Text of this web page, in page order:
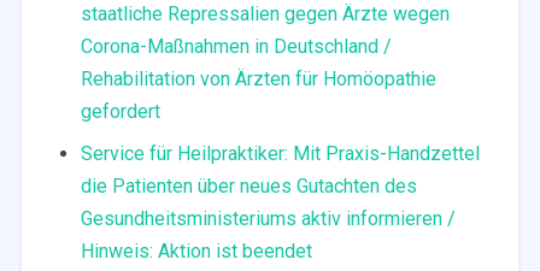
staatliche Repressalien gegen Ärzte wegen
Corona-Maßnahmen in Deutschland /
Rehabilitation von Ärzten für Homöopathie
gefordert
Service für Heilpraktiker: Mit Praxis-Handzettel
die Patienten über neues Gutachten des
Gesundheitsministeriums aktiv informieren /
Hinweis: Aktion ist beendet